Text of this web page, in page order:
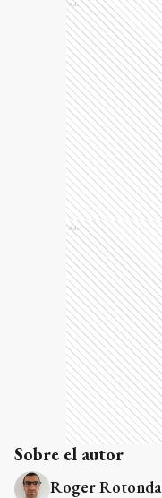
Ads
Ads
Sobre el autor
Roger Rotonda